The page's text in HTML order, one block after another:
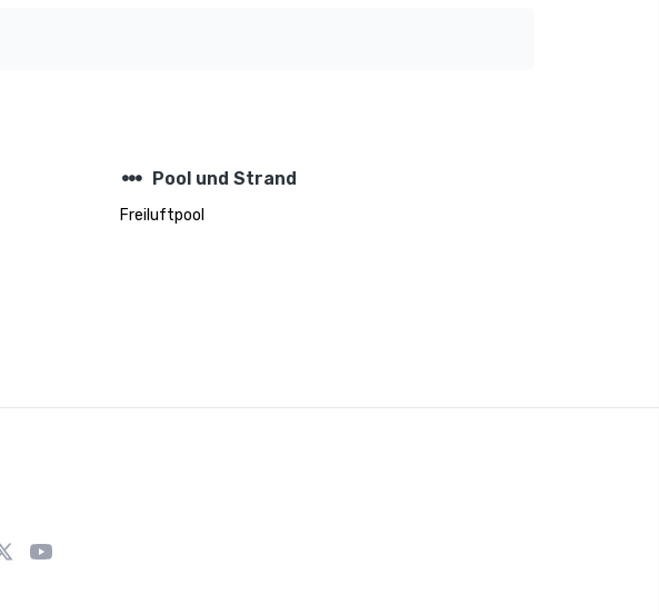
steppers Pool und Strand
Freiluftpool